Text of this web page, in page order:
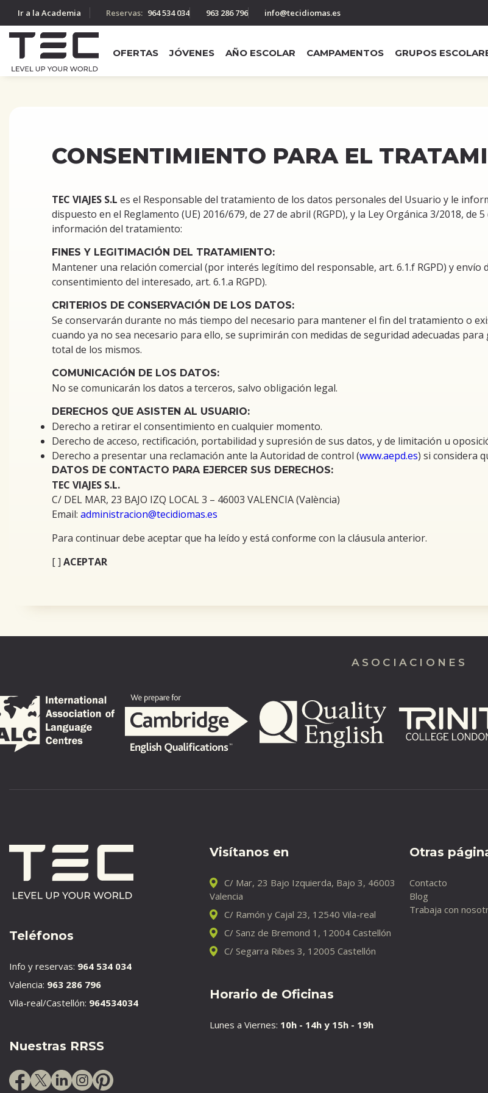
Ir a la Academia Reservas: 964 534 034 963 286 796 info@tecidiomas.es
OFERTAS JÓVENES AÑO ESCOLAR CAMPAMENTOS GRUPOS
CONSENTIMIENTO PARA EL
TEC VIAJES S.L es el Responsable del tratamiento de los datos personales del Usuario y le
dispuesto en el Reglamento (UE) 2016/679, de 27 de abril (RGPD), y la Ley Orgánica 3/2018,
información del tratamiento:
FINES Y LEGITIMACIÓN DEL TRATAMIENTO:
Mantener una relación comercial (por interés legítimo del responsable, art. 6.1.f RGPD) y envío
consentimiento del interesado, art. 6.1.a RGPD).
CRITERIOS DE CONSERVACIÓN DE LOS DATOS:
Se conservarán durante no más tiempo del necesario para mantener el fin del tratamiento o
cuando ya no sea necesario para ello, se suprimirán con medidas de seguridad adecuadas
total de los mismos.
COMUNICACIÓN DE LOS DATOS:
No se comunicarán los datos a terceros, salvo obligación legal.
DERECHOS QUE ASISTEN AL USUARIO:
Derecho a retirar el consentimiento en cualquier momento.
Derecho de acceso, rectificación, portabilidad y supresión de sus datos, y de limitación u
Derecho a presentar una reclamación ante la Autoridad de control (www.aepd.es) si considera
DATOS DE CONTACTO PARA EJERCER SUS DERECHOS:
TEC VIAJES S.L.
C/ DEL MAR, 23 BAJO IZQ LOCAL 3 – 46003 VALENCIA (València)
Email: administracion@tecidiomas.es
Para continuar debe aceptar que ha leído y está conforme con la cláusula anterior.
[ ] ACEPTAR
ASOCIACIONES
Teléfonos
Info y reservas: 964 534 034
Valencia: 963 286 796
Vila-real/Castellón: 964534034
Nuestras RRSS
Visítanos en
C/ Mar, 23 Bajo Izquierda, Bajo 3, 46003
Valencia
C/ Ramón y Cajal 23, 12540 Vila-real
C/ Sanz de Bremond 1, 12004 Castellón
C/ Segarra Ribes 3, 12005 Castellón
Horario de Oficinas
Lunes a Viernes: 10h - 14h y 15h - 19h
Otras
Contacto
Blog
Trabaja con